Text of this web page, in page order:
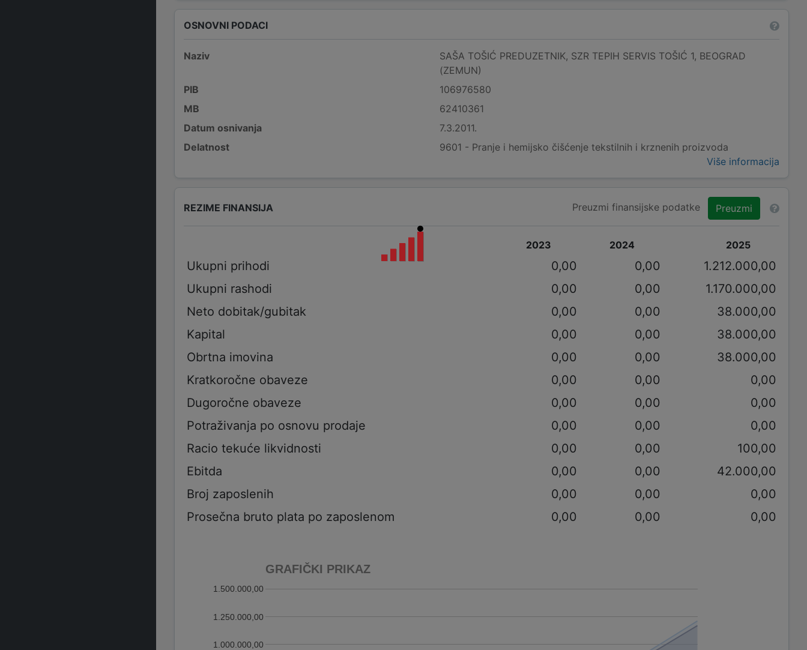
OSNOVNI PODACI
Naziv
SAŠA TOŠIĆ PREDUZETNIK, SZR TEPIH SERVIS TOŠIĆ 1, BEOGRAD
(ZEMUN)
PIB
106976580
MB
62410361
Datum osnivanja
7.3.2011.
Delatnost
9601 - Pranje i hemijsko čišćenje tekstilnih i krznenih proizvoda
Više informacija
REZIME FINANSIJA Preuzmi finansijske podatke Preuzmi
2023 2024 2025
Ukupni prihodi 0,00 0,00
1.212.000,00
Ukupni rashodi
0,00 0,00
1.170.000,00
Neto dobitak/gubitak
0,00 0,00
38.000,00
Kapital
0,00 0,00
38.000,00
Obrtna imovina
0,00 0,00
38.000,00
Kratkoročne obaveze
0,00 0,00
0,00
Dugoročne obaveze
0,00 0,00
0,00
Potraživanja po osnovu prodaje
0,00 0,00
0,00
Racio tekuće likvidnosti
0,00 0,00
100,00
Ebitda
0,00 0,00
42.000,00
Broj zaposlenih
0,00 0,00
0,00
Prosečna bruto plata po zaposlenom
0,00 0,00 0,00
GRAFIČKI PRIKAZ
1.000.000,00
1.250.000,00
1.500.000,00